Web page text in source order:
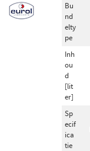
Bu
nd
elty
pe
Inh
ou
d
[lit
er]
Sp
ecif
ica
tie